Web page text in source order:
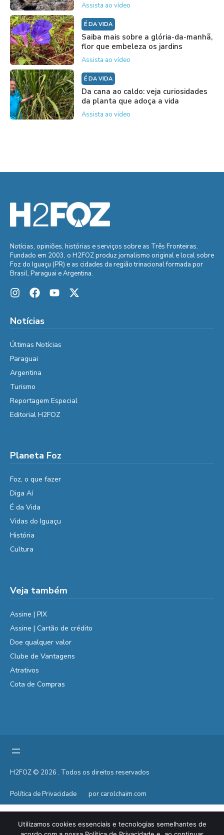
Assista ao vídeo
É DA VIDA
Saiba mais sobre a glória-da-manhã,
flor que embeleza os jardins
Assista ao vídeo
É DA VIDA
Da cana ao caldo: veja curiosidades
da planta que adoça a vida
Assista ao vídeo
Notícias, opiniões, histórias e serviços sobre as Três Fronteiras.
Fundado em 2003, o H2FOZ produz jornalismo original e local sobre
Foz do Iguaçu (PR) e as cidades da região trinacional formada por
Brasil, Paraguai e Argentina.
Notícias
Últimas Notícias
Paraguai
Argentina
Turismo
Reportagem Especial
Editorial H2FOZ
Planeta Foz
Foz, o que fazer
Diga Aí
É da Vida
Vidas do Iguaçu
História
Cultura
Veja também
Assine | PIX
Assine | Cartão de crédito
Doe qualquer valor
Clube de Vantagens
Atrativos
Cota de Compras
H2FOZ © 2026 . Todos os direitos reservados
Política de Privacidade por carolchaim.com
Utilizamos cookies essenciais e tecnologias semelhantes de